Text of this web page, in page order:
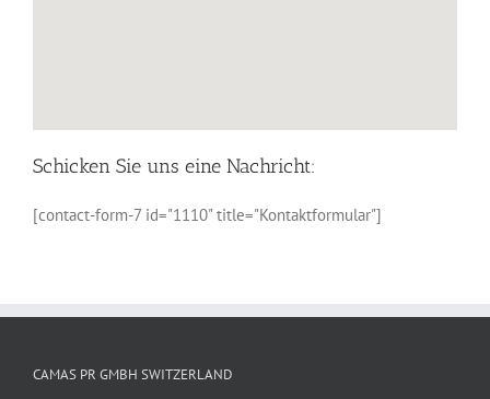
Schicken Sie uns eine Nachricht:
[contact-form-7 id="1110" title="Kontaktformular"]
CAMAS PR GMBH SWITZERLAND